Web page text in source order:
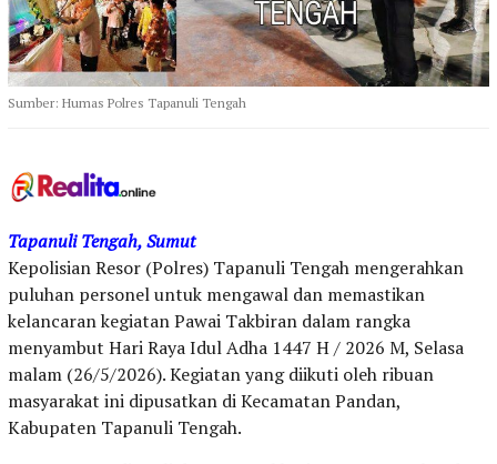
Sumber: Humas Polres Tapanuli Tengah
Tapanuli Tengah, Sumut
Kepolisian Resor (Polres) Tapanuli Tengah mengerahkan
puluhan personel untuk mengawal dan memastikan
kelancaran kegiatan Pawai Takbiran dalam rangka
menyambut Hari Raya Idul Adha 1447 H / 2026 M, Selasa
malam (26/5/2026). Kegiatan yang diikuti oleh ribuan
masyarakat ini dipusatkan di Kecamatan Pandan,
Kabupaten Tapanuli Tengah.